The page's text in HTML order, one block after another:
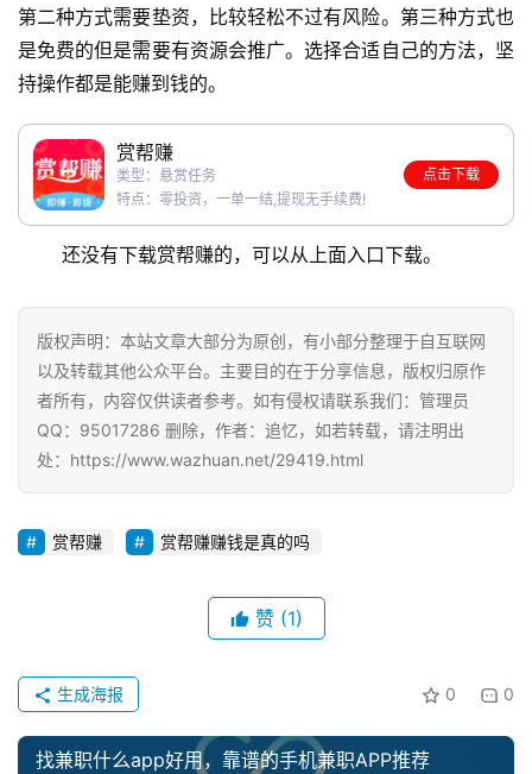
第二种方式需要垫资，比较轻松不过有风险。第三种方式也
是免费的但是需要有资源会推广。选择合适自己的方法，坚
持操作都是能赚到钱的。
赏帮赚
类型：悬赏任务
特点：零投资，一单一结,提现无手续费!
点击下载
还没有下载赏帮赚的，可以从上面入口下载。
版权声明：本站文章大部分为原创，有小部分整理于自互联网
以及转载其他公众平台。主要目的在于分享信息，版权归原作
者所有，内容仅供读者参考。如有侵权请联系我们：管理员
QQ：95017286 删除，作者：追忆，如若转载，请注明出
处：https://www.wazhuan.net/29419.html
赏帮赚 赏帮赚赚钱是真的吗
赞 (1)
0 0
生成海报
找兼职什么app好用，靠谱的手机兼职APP推荐